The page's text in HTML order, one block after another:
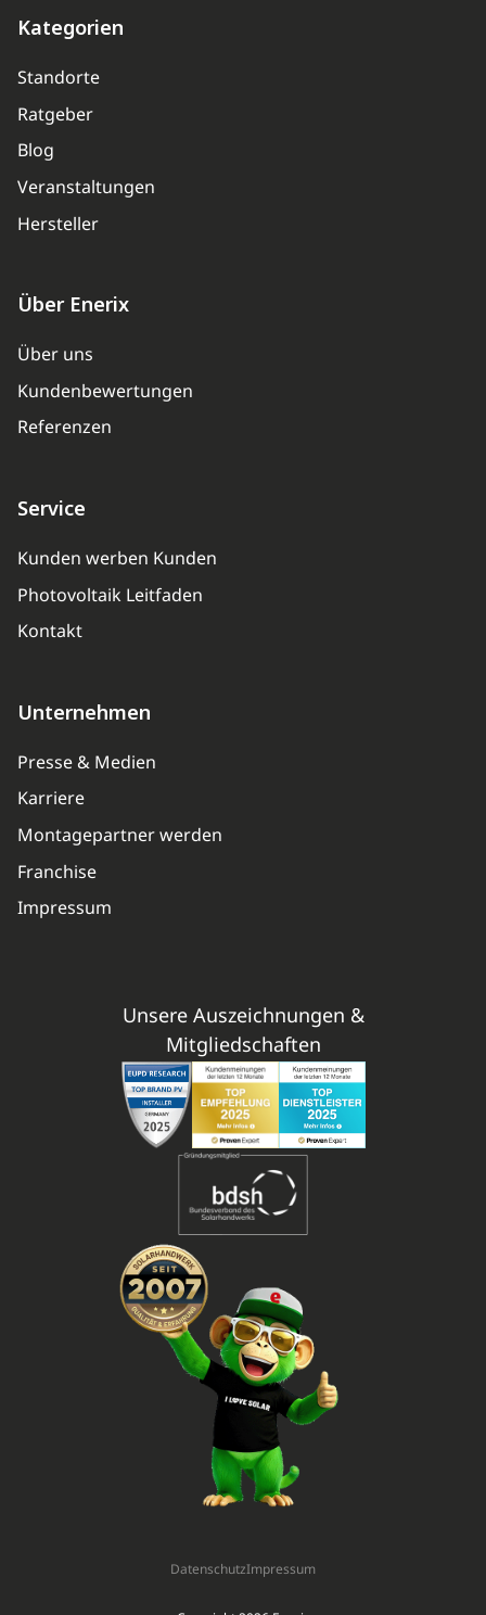
Kategorien
Standorte
Ratgeber
Blog
Veranstaltungen
Hersteller
Über Enerix
Über uns
Kundenbewertungen
Referenzen
Service
Kunden werben Kunden
Photovoltaik Leitfaden
Kontakt
Unternehmen
Presse & Medien
Karriere
Montagepartner werden
Franchise
Impressum
Unsere Auszeichnungen &
Mitgliedschaften
DatenschutzImpressum